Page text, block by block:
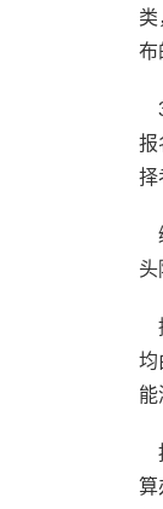
类
布
3
报
择
头
均
能
算